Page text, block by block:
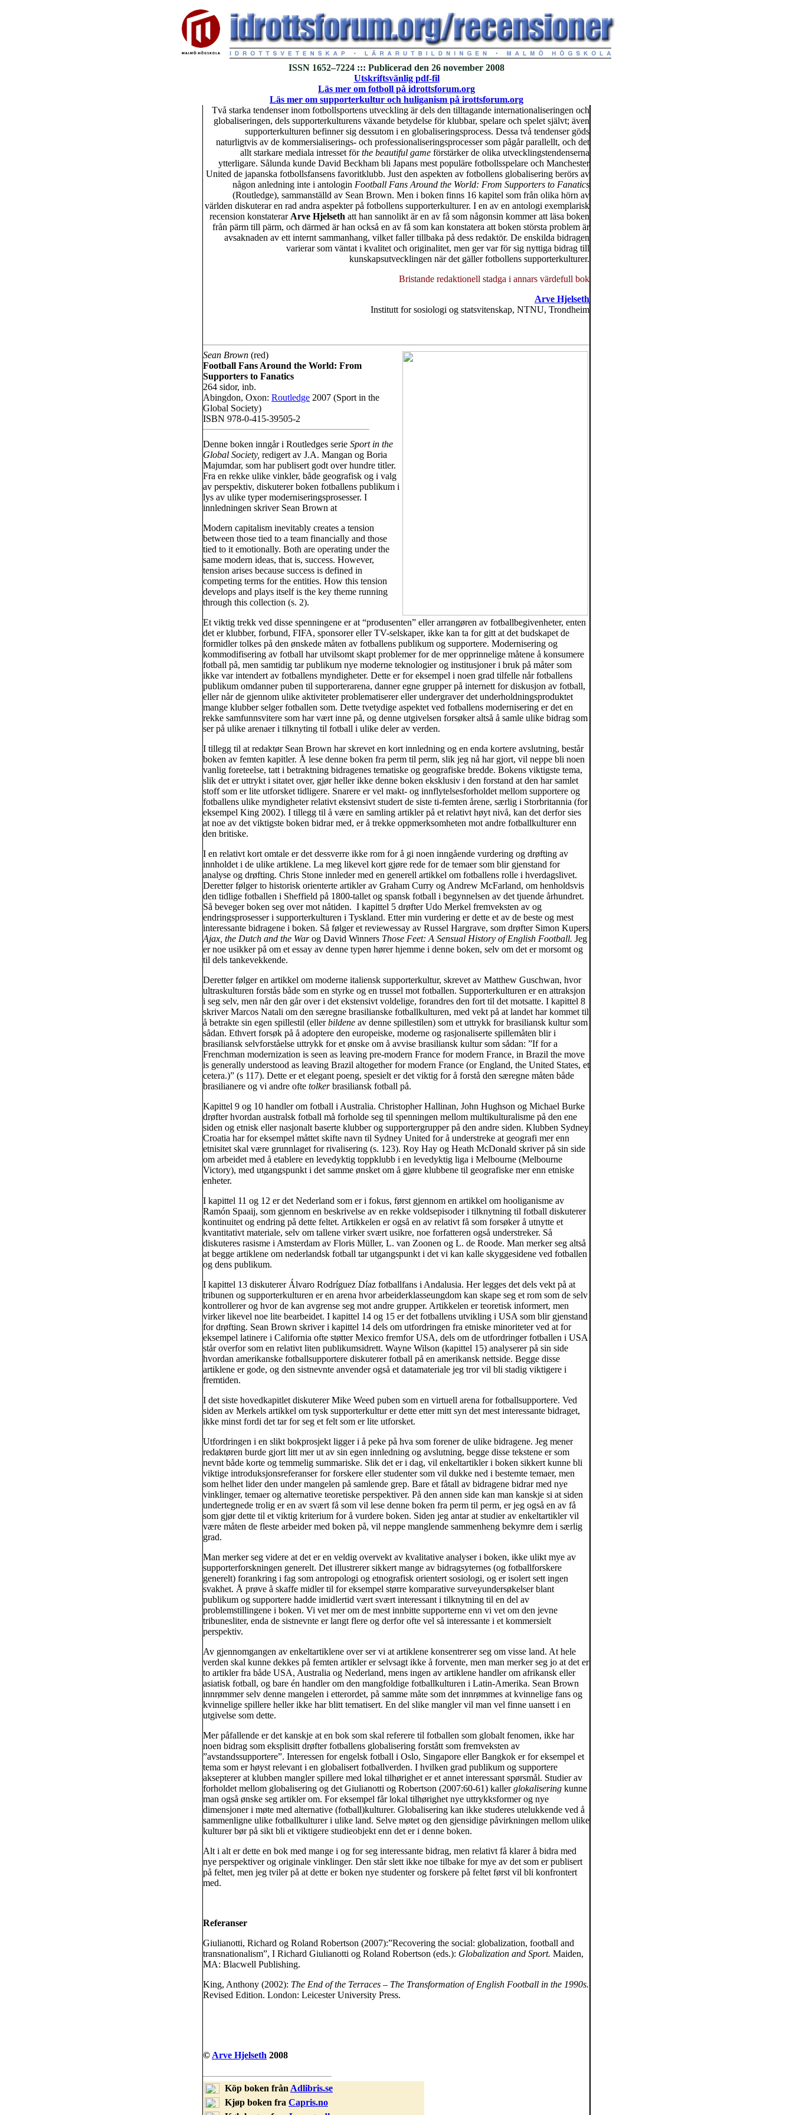
ISSN 1652–7224 ::: Publicerad den 26 november 2008
Utskriftsvänlig pdf-fil
Läs mer om fotboll på idrottsforum.org
Läs mer om supporterkultur och huliganism på irottsforum.org
Två starka tendenser inom fotbollsportens utveckling är dels den tilltagande internationaliseringen och
globaliseringen, dels supporterkulturens växande betydelse för klubbar, spelare och spelet självt; även
supporterkulturen befinner sig dessutom i en globaliseringsprocess. Dessa två tendenser göds
naturligtvis av de kommersialiserings- och professionaliseringsprocesser som pågår parallellt, och det
allt starkare mediala intresset förthe beautiful game förstärker de olika utvecklingstendenserna
ytterligare. Sålunda kunde David Beckham bli Japans mest populäre fotbollsspelare och Manchester
United de japanska fotbollsfansens favoritklubb. Just den aspekten av fotbollens globalisering berörs av
någon anledning inte i antologin Football Fans Around the World: From Supporters to Fanatics
(Routledge), sammanställd av Sean Brown. Men i boken finns 16 kapitel som från olika hörn av
världen diskuterar en rad andra aspekter på fotbollens supporterkulturer. I en av en antologi exemplarisk
recension konstaterar Arve Hjelseth att han sannolikt är en av få som någonsin kommer att läsa boken
från pärm till pärm, och därmed är han också en av få som kan konstatera att boken största problem är
avsaknaden av ett internt sammanhang, vilket faller tillbaka på dess redaktör. De enskilda bidragen
varierar som väntat i kvalitet och originalitet, men ger var för sig nyttiga bidrag till
kunskapsutvecklingen när det gäller fotbollens supporterkulturer.
Bristande redaktionell stadga i annars värdefull bok
Arve Hjelseth
Institutt for sosiologi og statsvitenskap, NTNU, Trondheim
Sean Brown (red)
Football Fans Around the World: From
Supporters to Fanatics
264 sidor, inb.
Abingdon, Oxon: Routledge 2007 (Sport in the
Global Society)
ISBN 978-0-415-39505-2
Denne boken inngår i Routledges serie Sport in the
Global Society, redigert av J.A. Mangan og Boria
Majumdar, som har publisert godt over hundre titler.
Fra en rekke ulike vinkler, både geografisk og i valg
av perspektiv, diskuterer boken fotballens publikum i
lys av ulike typer moderniseringsprosesser. I
innledningen skriver Sean Brown at
Modern capitalism inevitably creates a tension
between those tied to a team financially and those
tied to it emotionally. Both are operating under the
same modern ideas, that is, success. However,
tension arises because success is defined in
competing terms for the entities. How this tension
develops and plays itself is the key theme running
through this collection (s. 2).
Et viktig trekk ved disse spenningene er at “produsenten” eller arrangøren av fotballbegivenheter, enten
det er klubber, forbund, FIFA, sponsorer eller TV-selskaper, ikke kan ta for gitt at det budskapet de
formidler tolkes på den ønskede måten av fotballens publikum og supportere. Modernisering og
kommodifisering av fotball har utvilsomt skapt problemer for de mer opprinnelige måtene å konsumere
fotball på, men samtidig tar publikum nye moderne teknologier og institusjoner i bruk på måter som
ikke var intendert av fotballens myndigheter. Dette er for eksempel i noen grad tilfelle når fotballens
publikum omdanner puben til supporterarena, danner egne grupper på internett for diskusjon av fotball,
eller når de gjennom ulike aktiviteter problematiserer eller undergraver det underholdningsproduktet
mange klubber selger fotballen som. Dette tvetydige aspektet ved fotballens modernisering er det en
rekke samfunnsvitere som har vært inne på, og denne utgivelsen forsøker altså å samle ulike bidrag som
ser på ulike arenaer i tilknyting til fotball i ulike deler av verden.
I tillegg til at redaktør Sean Brown har skrevet en kort innledning og en enda kortere avslutning, består
boken av femten kapitler. Å lese denne boken fra perm til perm, slik jeg nå har gjort, vil neppe bli noen
vanlig foreteelse, tatt i betraktning bidragenes tematiske og geografiske bredde. Bokens viktigste tema,
slik det er uttrykt i sitatet over, gjør heller ikke denne boken eksklusiv i den forstand at den har samlet
stoff som er lite utforsket tidligere. Snarere er vel makt- og innflytelsesforholdet mellom supportere og
fotballens ulike myndigheter relativt ekstensivt studert de siste ti-femten årene, særlig i Storbritannia (for
eksempel King 2002). I tillegg til å være en samling artikler på et relativt høyt nivå, kan det derfor sies
at noe av det viktigste boken bidrar med, er å trekke oppmerksomheten mot andre fotballkulturer enn
den britiske.
I en relativt kort omtale er det dessverre ikke rom for å gi noen inngående vurdering og drøfting av
innholdet i de ulike artiklene. La meg likevel kort gjøre rede for de temaer som blir gjenstand for
analyse og drøfting. Chris Stone innleder med en generell artikkel om fotballens rolle i hverdagslivet.
Deretter følger to historisk orienterte artikler av Graham Curry og Andrew McFarland, om henholdsvis
den tidlige fotballen i Sheffield på 1800-tallet og spansk fotball i begynnelsen av det tjuende århundret.
Så beveger boken seg over mot nåtiden. I kapittel 5 drøfter Udo Merkel fremveksten av og
endringsprosesser i supporterkulturen i Tyskland. Etter min vurdering er dette et av de beste og mest
interessante bidragene i boken. Så følger et reviewessay av Russel Hargrave, som drøfter Simon Kupers
Ajax, the Dutch and the Warog David Winners Those Feet: A Sensual History of English Football. Jeg
er noe usikker på om et essay av denne typen hører hjemme i denne boken, selv om det er morsomt og
til dels tankevekkende.
Deretter følger en artikkel om moderne italiensk supporterkultur, skrevet av Matthew Guschwan, hvor
ultraskulturen forstås både som en styrke og en trussel mot fotballen. Supporterkulturen er en attraksjon
i seg selv, men når den går over i det ekstensivt voldelige, forandres den fort til det motsatte. I kapittel 8
skriver Marcos Natali om den særegne brasilianske fotballkulturen, med vekt på at landet har kommet til
å betrakte sin egen spillestil (ellerbildene av denne spillestilen) som et uttrykk for brasiliansk kultur som
sådan. Ethvert forsøk på å adoptere den europeiske, moderne og rasjonaliserte spillemåten blir i
brasiliansk selvforståelse uttrykk for et ønske om å avvise brasiliansk kultur som sådan: ”If for a
Frenchman modernization is seen as leaving pre-modern France for modern France, in Brazil the move
is generally understood as leaving Brazil altogether for modern France (or England, the United States, et
cetera.)” (s 117). Dette er et elegant poeng, spesielt er det viktig for å forstå den særegne måten både
brasilianere og vi andre ofte tolkerbrasiliansk fotball på.
Kapittel 9 og 10 handler om fotball i Australia. Christopher Hallinan, John Hughson og Michael Burke
drøfter hvordan australsk fotball må forholde seg til spenningen mellom multikulturalisme på den ene
siden og etnisk eller nasjonalt baserte klubber og supportergrupper på den andre siden. Klubben Sydney
Croatia har for eksempel måttet skifte navn til Sydney United for å understreke at geografi mer enn
etnisitet skal være grunnlaget for rivalisering (s. 123). Roy Hay og Heath McDonald skriver på sin side
om arbeidet med å etablere en levedyktig toppklubb i en levedyktig liga i Melbourne (Melbourne
Victory), med utgangspunkt i det samme ønsket om å gjøre klubbene til geografiske mer enn etniske
enheter.
I kapittel 11 og 12 er det Nederland som er i fokus, først gjennom en artikkel om hooliganisme av
Ramón Spaaij, som gjennom en beskrivelse av en rekke voldsepisoder i tilknytning til fotball diskuterer
kontinuitet og endring på dette feltet. Artikkelen er også en av relativt få som forsøker å utnytte et
kvantitativt materiale, selv om tallene virker svært usikre, noe forfatteren også understreker. Så
diskuteres rasisme i Amsterdam av Floris Müller, L. van Zoonen og L. de Roode. Man merker seg altså
at begge artiklene om nederlandsk fotball tar utgangspunkt i det vi kan kalle skyggesidene ved fotballen
og dens publikum.
I kapittel 13 diskuterer Álvaro Rodríguez Díaz fotballfans i Andalusia. Her legges det dels vekt på at
tribunen og supporterkulturen er en arena hvor arbeiderklasseungdom kan skape seg et rom som de selv
kontrollerer og hvor de kan avgrense seg mot andre grupper. Artikkelen er teoretisk informert, men
virker likevel noe lite bearbeidet. I kapittel 14 og 15 er det fotballens utvikling i USA som blir gjenstand
for drøfting. Sean Brown skriver i kapittel 14 dels om utfordringen fra etniske minoriteter ved at for
eksempel latinere i California ofte støtter Mexico fremfor USA, dels om de utfordringer fotballen i USA
står overfor som en relativt liten publikumsidrett. Wayne Wilson (kapittel 15) analyserer på sin side
hvordan amerikanske fotballsupportere diskuterer fotball på en amerikansk nettside. Begge disse
artiklene er gode, og den sistnevnte anvender også et datamateriale jeg tror vil bli stadig viktigere i
fremtiden.
I det siste hovedkapitlet diskuterer Mike Weed puben som en virtuell arena for fotballsupportere. Ved
siden av Merkels artikkel om tysk supporterkultur er dette etter mitt syn det mest interessante bidraget,
ikke minst fordi det tar for seg et felt som er lite utforsket.
Utfordringen i en slikt bokprosjekt ligger i å peke på hva som forener de ulike bidragene. Jeg mener
redaktøren burde gjort litt mer ut av sin egen innledning og avslutning, begge disse tekstene er som
nevnt både korte og temmelig summariske. Slik det er i dag, vil enkeltartikler i boken sikkert kunne bli
viktige introduksjonsreferanser for forskere eller studenter som vil dukke ned i bestemte temaer, men
som helhet lider den under mangelen på samlende grep. Bare et fåtall av bidragene bidrar med nye
vinklinger, temaer og alternative teoretiske perspektiver. På den annen side kan man kanskje si at siden
undertegnede trolig er en av svært få som vil lese denne boken fra perm til perm, er jeg også en av få
som gjør dette til et viktig kriterium for å vurdere boken. Siden jeg antar at studier av enkeltartikler vil
være måten de fleste arbeider med boken på, vil neppe manglende sammenheng bekymre dem i særlig
grad.
Man merker seg videre at det er en veldig overvekt av kvalitative analyser i boken, ikke ulikt mye av
supporterforskningen generelt. Det illustrerer sikkert mange av bidragsyternes (og fotballforskere
generelt) forankring i fag som antropologi og etnografisk orientert sosiologi, og er isolert sett ingen
svakhet. Å prøve å skaffe midler til for eksempel større komparative surveyundersøkelser blant
publikum og supportere hadde imidlertid vært svært interessant i tilknytning til en del av
problemstillingene i boken. Vi vet mer om de mest innbitte supporterne enn vi vet om den jevne
tribunesliter, enda de sistnevnte er langt flere og derfor ofte vel så interessante i et kommersielt
perspektiv.
Av gjennomgangen av enkeltartiklene over ser vi at artiklene konsentrerer seg om visse land. At hele
verden skal kunne dekkes på femten artikler er selvsagt ikke å forvente, men man merker seg jo at det er
to artikler fra både USA, Australia og Nederland, mens ingen av artiklene handler om afrikansk eller
asiatisk fotball, og bare én handler om den mangfoldige fotballkulturen i Latin-Amerika. Sean Brown
innrømmer selv denne mangelen i etterordet, på samme måte som det innrømmes at kvinnelige fans og
kvinnelige spillere heller ikke har blitt tematisert. En del slike mangler vil man vel finne uansett i en
utgivelse som dette.
Mer påfallende er det kanskje at en bok som skal referere til fotballen som globalt fenomen, ikke har
noen bidrag som eksplisitt drøfter fotballens globalisering forstått som fremveksten av
”avstandssupportere”. Interessen for engelsk fotball i Oslo, Singapore eller Bangkok er for eksempel et
tema som er høyst relevant i en globalisert fotballverden. I hvilken grad publikum og supportere
aksepterer at klubben mangler spillere med lokal tilhørighet er et annet interessant spørsmål. Studier av
forholdet mellom globalisering og det Giulianotti og Robertson (2007:60-61) kallerglokalisering kunne
man også ønske seg artikler om. For eksempel får lokal tilhørighet nye uttrykksformer og nye
dimensjoner i møte med alternative (fotball)kulturer. Globalisering kan ikke studeres utelukkende ved å
sammenligne ulike fotballkulturer i ulike land. Selve møtet og den gjensidige påvirkningen mellom ulike
kulturer bør på sikt bli et viktigere studieobjekt enn det er i denne boken.
Alt i alt er dette en bok med mange i og for seg interessante bidrag, men relativt få klarer å bidra med
nye perspektiver og originale vinklinger. Den står slett ikke noe tilbake for mye av det som er publisert
på feltet, men jeg tviler på at dette er boken nye studenter og forskere på feltet først vil bli konfrontert
med.
Referanser
Giulianotti, Richard og Roland Robertson (2007):”Recovering the social: globalization, football and
transnationalism”, I Richard Giulianotti og Roland Robertson (eds.): Globalization and Sport. Maiden,
MA: Blacwell Publishing.
King, Anthony (2002): The End of the Terraces – The Transformation of English Football in the 1990s.
Revised Edition. London: Leicester University Press.
© Arve Hjelseth 2008
Köp boken från Adlibris.se
Kjøp boken fra Capris.no